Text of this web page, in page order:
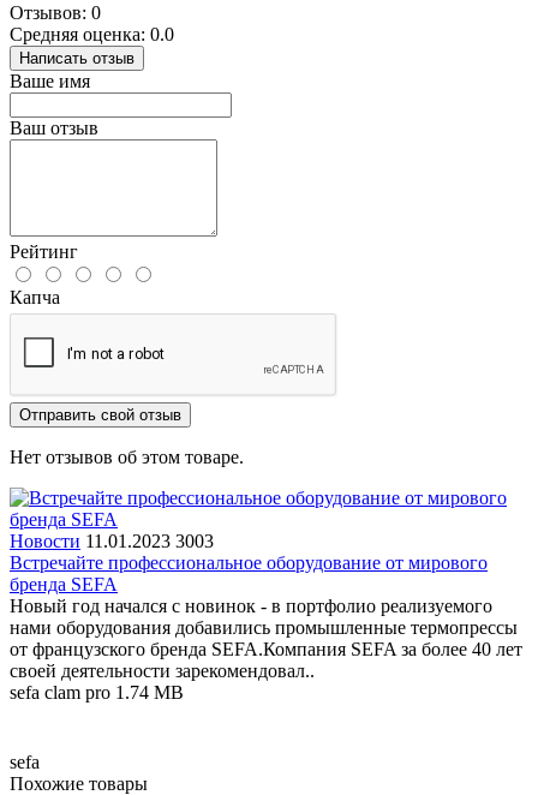
Отзывов: 0
Средняя оценка: 0.0
Написать отзыв
Ваше имя
Ваш отзыв
Рейтинг
Капча
Отправить свой отзыв
Нет отзывов об этом товаре.
Новости 11.01.2023 3003
Встречайте профессиональное оборудование от мирового
бренда SEFA
Новый год начался с новинок - в портфолио реализуемого
нами оборудования добавились промышленные термопрессы
от французского бренда SEFA.Компания SEFA за более 40 лет
своей деятельности зарекомендовал..
sefa clam pro 1.74 MB
sefa
Похожие товары